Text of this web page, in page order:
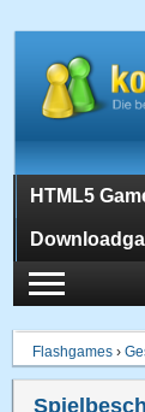
HTML5
Flashgames ›